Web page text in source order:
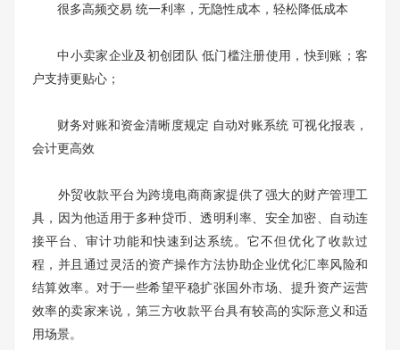
很多高频交易 统一利率，无隐性成本，轻松降低成本
中小卖家企业及初创团队 低门槛注册使用，快到账；客
户支持更贴心；
财务对账和资金清晰度规定 自动对账系统 可视化报表，
会计更高效
外贸收款平台为跨境电商商家提供了强大的财产管理工
具，因为他适用于多种贷币、透明利率、安全加密、自动连
接平台、审计功能和快速到达系统。它不但优化了收款过
程，并且通过灵活的资产操作方法协助企业优化汇率风险和
结算效率。对于一些希望平稳扩张国外市场、提升资产运营
效率的卖家来说，第三方收款平台具有较高的实际意义和适
用场景。